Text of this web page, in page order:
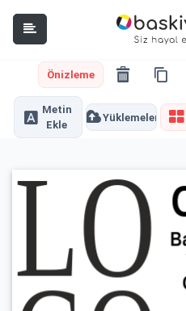
Önizleme
Metin
Ekle
Yüklemeler